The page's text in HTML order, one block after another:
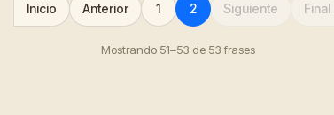
Inicio Anterior 1 2 Siguiente Final
Mostrando 51–53 de 53 frases